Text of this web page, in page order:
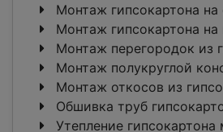
Монтаж гипсокартона на
Монтаж гипсокартона на
Монтаж перегородок из
Монтаж полукруглой
Монтаж откосов из
Обшивка труб
Утепление